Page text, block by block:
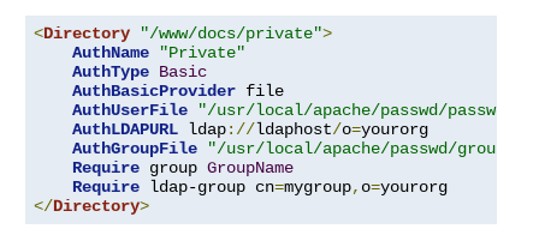
<Directory "/www/docs/private">
AuthName
"Private"
AuthType Basic
AuthBasicProvider file
AuthUserFile
"/usr/local/apache/passwd/
AuthLDAPURL ldap://ldaphost/o=yourorg
AuthGroupFile
"/usr/local/apache/passwd/groups"
Require group GroupName
Require ldap-group cn=mygroup, o=
</Directory>